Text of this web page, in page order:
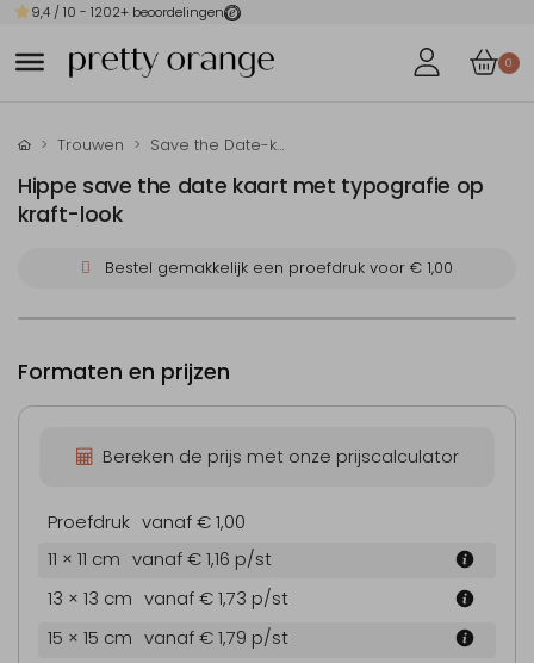
9,4 / 10 - 1202+ beoordelingen
0
Trouwen Save the Date-kaarten
Hippe save the date kaart met typografie op
kraft-look
Bestel gemakkelijk een proefdruk voor € 1,00
Formaten en prijzen
Bereken de prijs met onze prijscalculator
Proefdruk vanaf € 1,00
11 × 11 cm vanaf € 1,16 p/st
13 × 13 cm vanaf € 1,73 p/st
15 × 15 cm vanaf € 1,79 p/st